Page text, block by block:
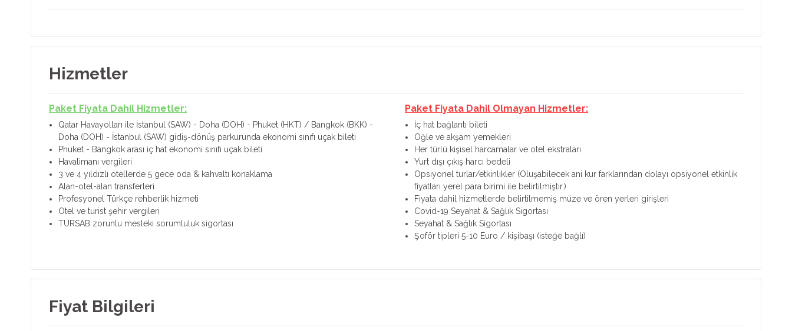
Hizmetler
Paket Fiyata Dahil Hizmetler:
Qatar Havayolları ile İstanbul (SAW) - Doha (DOH) - Phuket (HKT) / Bangkok (BKK) -
Doha (DOH) - İstanbul (SAW) gidiş-dönüş parkurunda ekonomi sınıfı uçak bileti
Phuket - Bangkok arası iç hat ekonomi sınıfı uçak bileti
Havalimanı vergileri
3 ve 4 yıldızlı otellerde 5 gece oda & kahvaltı konaklama
Alan-otel-alan transferleri
Profesyonel Türkçe rehberlik hizmeti
Otel ve turist şehir vergileri
TURSAB zorunlu mesleki sorumluluk sigortası
Paket Fiyata Dahil Olmayan Hizmetler:
İç hat bağlantı bileti
Öğle ve akşam yemekleri
Her türlü kişisel harcamalar ve otel ekstraları
Yurt dışı çıkış harcı bedeli
Opsiyonel turlar/etkinlikler (Oluşabilecek ani kur farklarından dolayı opsiyonel etkinlik
fiyatları yerel para birimi ile belirtilmiştir.)
Fiyata dahil hizmetlerde belirtilmemiş müze ve ören yerleri girişleri
Covid-19 Seyahat & Sağlık Sigortası
Seyahat & Sağlık Sigortası
Şoför tipleri 5-10 Euro / kişibaşı (isteğe bağlı)
Fiyat Bilgileri